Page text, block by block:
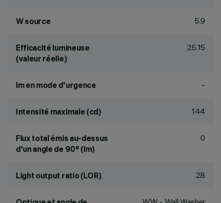
W source 5.9
Efficacité lumineuse
(valeur réelle)
25.15
lm en mode d'urgence -
Intensité maximale (cd) 144
Flux total émis au-dessus
d'un angle de 90° (lm)
0
Light output ratio (LOR) 28